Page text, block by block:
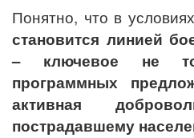
Понятно, что в
становится линией
– ключевое не
программных
активная
пострадавшему